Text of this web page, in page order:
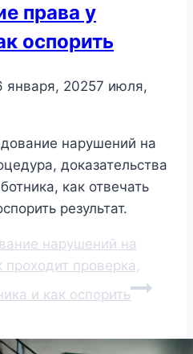
права у
оспорить
января, 20257 июля,
нарушений на
доказательства
как отвечать
результат.
нарушений на
проверка,
и как оспорить